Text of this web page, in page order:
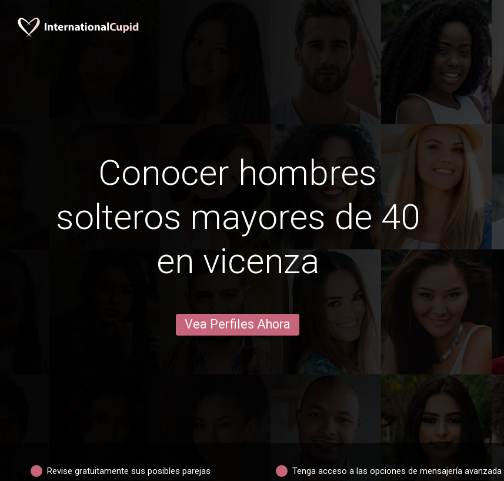
Conocer hombres
solteros mayores de 40
en vicenza
Vea Perfiles Ahora
Revise gratuitamente sus posibles parejas Tenga acceso a las opciones de mensajería avanzada